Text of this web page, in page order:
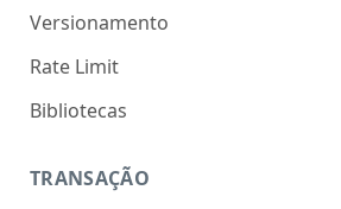
Versionamento
Rate Limit
Bibliotecas
TRANSAÇÃO